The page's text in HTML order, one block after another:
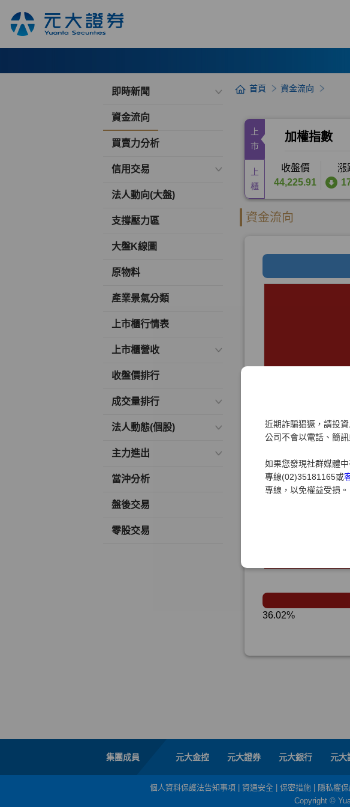
近期詐騙猖獗，請投
公司不會以電話、簡
如果您發現社群媒體
專線(02)35181165或
專線，以免權益受損。
即時新聞
資金流向
買賣力分析
信用交易
法人動向(大盤)
支撐壓力區
大盤K線圖
原物料
產業景氣分類
上市櫃行情表
上市櫃營收
收盤價排行
成交量排行
法人動態(個股)
主力進出
當沖分析
盤後交易
零股交易
首頁 資金流向
集團成員 元大金控 元大證券 元大銀行 元大
個人資料保護法告知事項 資通安全 保密措施 隱私權
Copyright ©